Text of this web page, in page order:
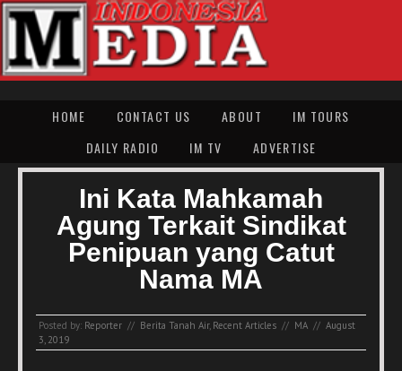
HOME CONTACT US ABOUT
IM TOURS
DAILY RADIO
IM TV ADVERTISE
Ini Kata Mahkamah
Agung Terkait Sindikat
Penipuan yang Catut
Nama MA
Posted by: Reporter // Berita Tanah Air, Recent Articles // MA // August
3, 2019